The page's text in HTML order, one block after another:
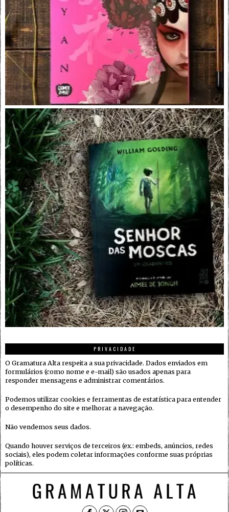
PRIVACIDADE
O Gramatura Alta respeita a sua privacidade. Dados enviados em
formulários (como nome e e-mail) são usados apenas para
responder mensagens e administrar comentários.
Podemos utilizar cookies e ferramentas de estatística para entender
o desempenho do site e melhorar a navegação.
Não vendemos seus dados.
Quando houver serviços de terceiros (ex.: embeds, anúncios, redes
sociais), eles podem coletar informações conforme suas próprias
políticas.